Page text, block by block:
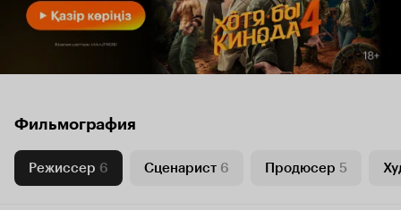
Фильмография
Режиссер 6 Сценарист 6 Продюсер 5